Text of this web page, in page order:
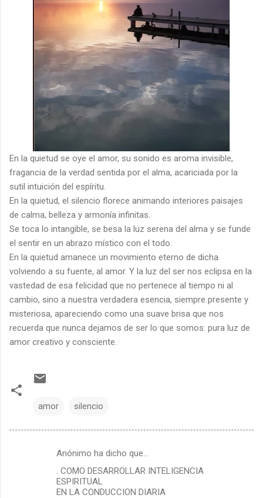
En la quietud se oye el amor, su sonido es aroma invisible,
fragancia de la verdad sentida por el alma, acariciada por la
sutil intuición del espíritu.
En la quietud, el silencio florece animando interiores paisajes
de calma, belleza y armonía infinitas.
Se toca lo intangible, se besa la luz serena del alma y se funde
el sentir en un abrazo místico con el todo.
En la quietud amanece un movimiento eterno de dicha
volviendo a su fuente, al amor. Y la luz del ser nos eclipsa en la
vastedad de esa felicidad que no pertenece al tiempo ni al
cambio, sino a nuestra verdadera esencia, siempre presente y
misteriosa, apareciendo como una suave brisa que nos
recuerda que nunca dejamos de ser lo que somos: pura luz de
amor creativo y consciente.
amor silencio
Anónimo ha dicho que…
. COMO DESARROLLAR INTELIGENCIA
ESPIRITUAL
EN LA CONDUCCION DIARIA